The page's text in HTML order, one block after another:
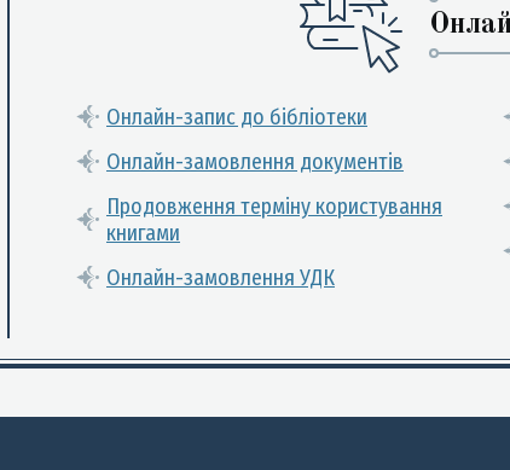
Онлайн-запис до бібліотеки
Онлайн-замовлення документів
Продовження терміну користування
книгами
Онлайн-замовлення УДК